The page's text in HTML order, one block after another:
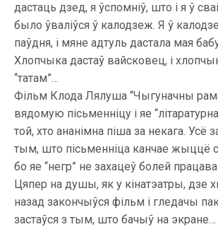
дастаць дзед, я ўспомніў, што і я ў
было ўваліўся ў калодзеж. Я ў
паўдня, і мяне адтуль дастала мая
Хлопчыка дастаў вайсковец, і
“татам”…
Фільм Клода Лялуша “Чыгуначны
вядомую пісьменніцу і яе
той, хто ананімна піша за некага. Усё
тым, што пісьменніца канчае жыццё
бо яе “негр” не захацеў болей
Цяпер на душы, як у кінатэатры, дзе
назад закончыўся фільм і гледачы
застаўся з тым, што бачыў на экране…